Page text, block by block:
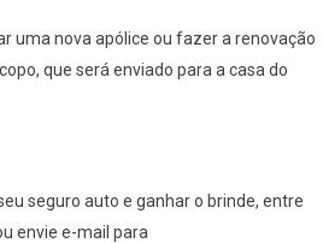
uma nova apólice ou fazer a renovação
que será enviado para a casa do
seguro auto e ganhar o brinde, entre
envie e-mail para